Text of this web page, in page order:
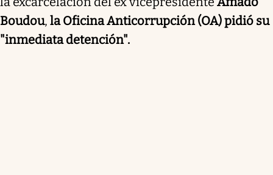
Boudou, la Oficina Anticorrupción (OA) pidió su
"inmediata detención".